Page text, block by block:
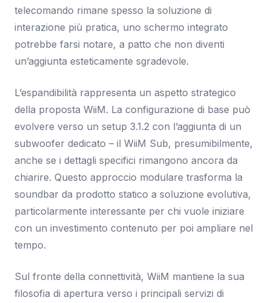
telecomando rimane spesso la soluzione di
interazione più pratica, uno schermo integrato
potrebbe farsi notare, a patto che non diventi
un’aggiunta esteticamente sgradevole.
L’espandibilità rappresenta un aspetto strategico
della proposta WiiM. La configurazione di base può
evolvere verso un setup 3.1.2 con l’aggiunta di un
subwoofer dedicato – il WiiM Sub, presumibilmente,
anche se i dettagli specifici rimangono ancora da
chiarire. Questo approccio modulare trasforma la
soundbar da prodotto statico a soluzione evolutiva,
particolarmente interessante per chi vuole iniziare
con un investimento contenuto per poi ampliare nel
tempo.
Sul fronte della connettività, WiiM mantiene la sua
filosofia di apertura verso i principali servizi di